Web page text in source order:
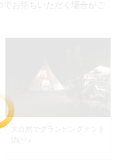
お待ちいただく場合がご
大自然でグランピングテント
泊(^^♪